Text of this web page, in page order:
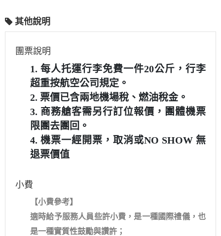
其他說明
團票說明
1. 每人托運行李免費一件20公斤，行李
超重按航空公司規定。
2. 票價已含兩地機場稅、燃油稅金。
3. 商務艙客需另行訂位報價，團體機票
限團去團回。
4. 機票一經開票，取消或NO SHOW 無
退票價值
小費
【小費參考】
適時給予服務人員些許小費，是一種國際禮儀，也
是一種實質性鼓勵與讚許；